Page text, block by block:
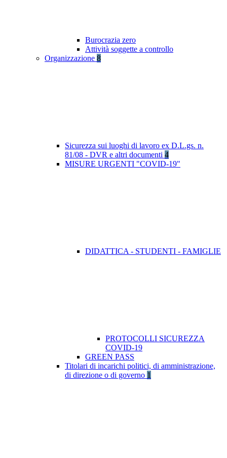
Burocrazia zero
Attività soggette a controllo
Organizzazione 8
Sicurezza sui luoghi di lavoro ex D.L.gs. n.
81/08 - DVR e altri documenti 4
MISURE URGENTI "COVID-19"
DIDATTICA - STUDENTI - FAMIGLIE
PROTOCOLLI SICUREZZA
COVID-19
GREEN PASS
Titolari di incarichi politici, di amministrazione,
di direzione o di governo 1